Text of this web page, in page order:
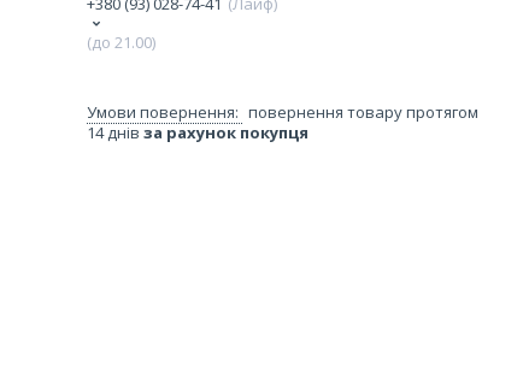
(до 21.00)
повернення товару протягом
14 днів за рахунок покупця